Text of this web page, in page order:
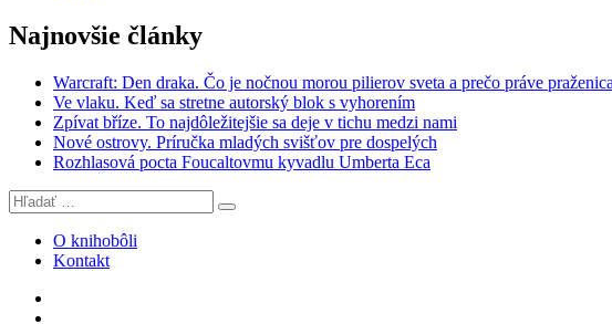
Najnovšie články
Warcraft: Den draka. Čo je nočnou morou pilierov sveta a prečo práve praženica
Ve vlaku. Keď sa stretne autorský blok s vyhorením
Zpívat bříze. To najdôležitejšie sa deje v tichu medzi nami
Nové ostrovy. Príručka mladých svišťov pre dospelých
Rozhlasová pocta Foucaltovmu kyvadlu Umberta Eca
Hľadať:
Vyhľadávanie
O knihobôli
Kontakt